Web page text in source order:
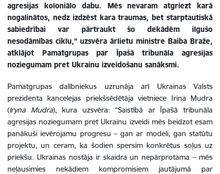
agresijas koloniālo dabu. Mēs nevaram atgriezt karā
nogalinātos, nedz izdzēst kara traumas, bet starptautiskā
sabiedrībai var pārtraukt šo dekādēm ilgušo
nesodāmības ciklu,” uzsvēra ārlietu ministre Baiba Braže,
atklājot Pamatgrupas par Īpašā tribunāla agresijas
noziegumam pret Ukrainu izveidošanu sanāksmi.
Pamatgrupas dalībniekus uzrunāja arī Ukrainas Valsts
prezidenta kancelejas priekšsēdētāja vietniece Irina Mudra
(Iryna Mudra), kura uzsvēra: “Saistībā ar Īpašā tribunāla
agresijas noziegumam pret Ukrainu izveidi mēs beidzot esam
panākuši ievērojamu progresu – gan ar modeli, gan statūtu
projektu, un ceram, ka šodien spersim konkrētus soļus uz
priekšu. Ukrainas nostāja ir skaidra un nepārprotama – mēs
neļausimies nekādiem kompromisiem jautājumā par